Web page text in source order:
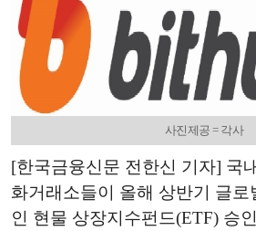
사진제공 = 각사
[한국금융신문 전한신 기자] 국
화거래소들이 올해 상반기 글로
인 현물 상장지수펀드(ETF) 승